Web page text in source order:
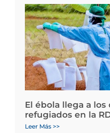
El ébola llega a
refugiados en la
Leer Más >>